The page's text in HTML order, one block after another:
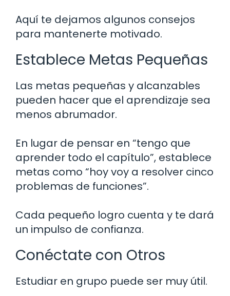
Aquí te dejamos algunos consejos
para mantenerte motivado.
Establece Metas Pequeñas
Las metas pequeñas y alcanzables
pueden hacer que el aprendizaje sea
menos abrumador.
En lugar de pensar en “tengo que
aprender todo el capítulo”, establece
metas como “hoy voy a resolver cinco
problemas de funciones”.
Cada pequeño logro cuenta y te dará
un impulso de confianza.
Conéctate con Otros
Estudiar en grupo puede ser muy útil.